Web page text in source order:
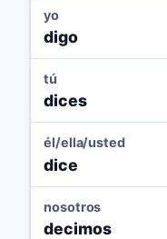
yo
digo
tú
dices
él/ella/usted
dice
nosotros
decimos